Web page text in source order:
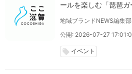
ールを楽しむ「琵琶
地域ブランドNEWS編集部
公開: 2026-07-27
local_offer イベント